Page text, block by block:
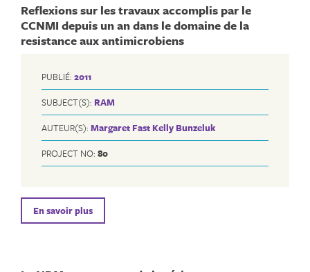
Reflexions sur les travaux accomplis par le
CCNMI depuis un an dans le domaine de la
resistance aux antimicrobiens
PUBLIÉ: 2011
SUBJECT(S): RAM
AUTEUR(S): Margaret Fast Kelly Bunzeluk
PROJECT NO: 80
En savoir plus